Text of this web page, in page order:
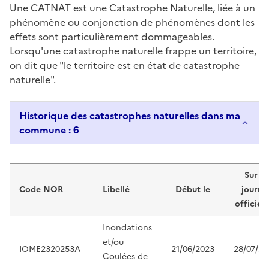
Une CATNAT est une Catastrophe Naturelle, liée à un
phénomène ou conjonction de phénomènes dont les
effets sont particulièrement dommageables.
Lorsqu'une catastrophe naturelle frappe un territoire,
on dit que "le territoire est en état de catastrophe
naturelle".
Historique des catastrophes naturelles dans ma
commune : 6
Code NOR Libellé Début le
Sur le
officiel
IOME2320253A
Inondations
et/ou
Coulées de
21/06/2023 28/07/